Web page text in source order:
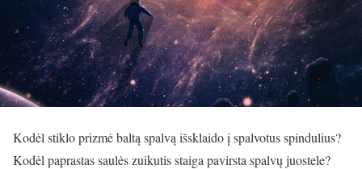
Kodėl stiklo prizmė baltą spalvą išsklaido į spalvotus spindulius?
Kodėl paprastas saulės zuikutis staiga pavirsta spalvų juostele?